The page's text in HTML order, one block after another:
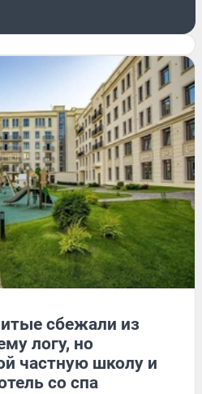
сбежали из
логу, но
частную школу и
со спа